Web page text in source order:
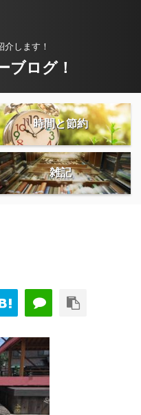
介します！
ブログ！
時間と節約
雑記